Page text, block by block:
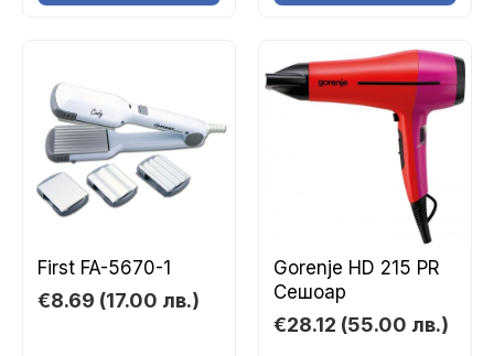
First FA-5670-1
€8.69 (17.00 лв.)
Gorenje HD 215 PR
Сешоар
€28.12 (55.00 лв.)